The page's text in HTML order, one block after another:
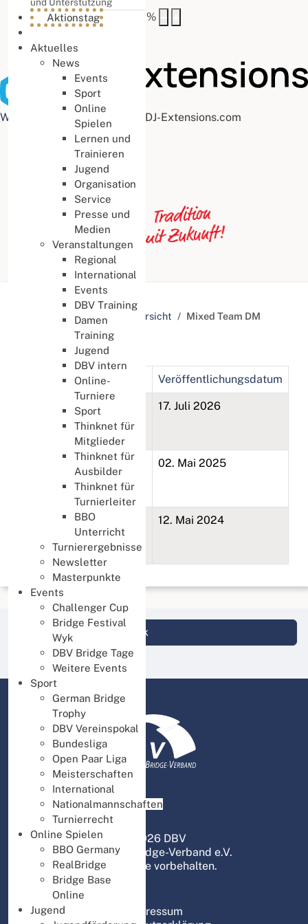
Buchstabenabstand
%
Web Accessibility plugin by DJ-Extensions.com
Aktionstag
Aktuelles
News
Events
Sport
Online
Spielen
Lernen und
Trainieren
Jugend
Organisation
Service
Presse und
Medien
Veranstaltungen
Regional
International
Events
DBV Training
Damen
Training
Jugend
DBV intern
Online-
Turniere
Sport
Thinknet für
Mitglieder
Thinknet für
Ausbilder
Thinknet für
Turnierleiter
BBO
Unterricht
Turnierergebnisse
Newsletter
Masterpunkte
Events
Challenger Cup
Bridge Festival
Wyk
DBV Bridge Tage
Weitere Events
Sport
German Bridge
Trophy
DBV Vereinspokal
Bundesliga
Open Paar Liga
Meisterschaften
International
Nationalmannschaften
Turnierrecht
Online Spielen
BBO Germany
RealBridge
Bridge Base
Online
Jugend
Aktuelle Seite: Startseite
Schlagworte / Tags Übersicht
Mixed Team DM
Mixed Team DM
Veröffentlichungsdatum
19. Deutsche Mixed
Teammeisterschaft
17. Juli 2026
18. Deutsche Mixed
Teammeisterschaft
02. Mai 2025
17. Deutsche Mixed
Teammeisterschaft
2024
12. Mai 2024
Login DBV Datenbank
© 2026 DBV
Deutscher Bridge-Verband e.V.
Alle Rechte vorbehalten.
Impressum